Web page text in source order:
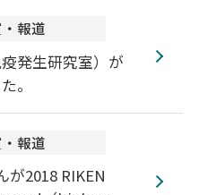
報道
発生研究室）が
。
報道
が2018 RIKEN